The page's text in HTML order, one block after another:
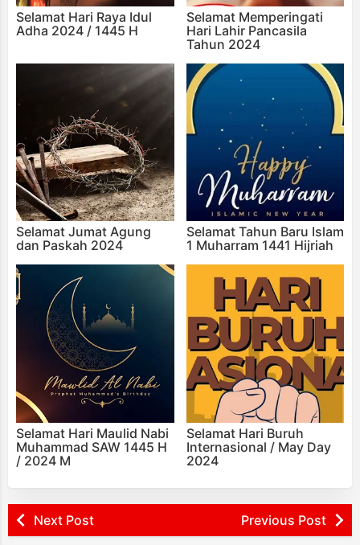
Selamat Hari Raya Idul
Adha 2024 / 1445 H
Selamat Memperingati
Hari Lahir Pancasila
Tahun 2024
Selamat Jumat Agung
dan Paskah 2024
Selamat Tahun Baru Islam
1 Muharram 1441 Hijriah
Selamat Hari Maulid Nabi
Muhammad SAW 1445 H
/ 2024 M
Selamat Hari Buruh
Internasional / May Day
2024
Next Post Previous Post